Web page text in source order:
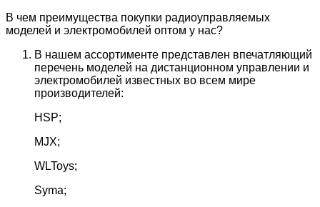
В чем преимущества покупки радиоуправляемых
моделей и электромобилей оптом у нас?
В нашем ассортименте представлен впечатляющий
перечень моделей на дистанционном управлении и
электромобилей известных во всем мире
производителей:
HSP;
MJX;
WLToys;
Syma;